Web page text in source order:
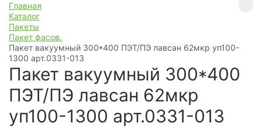
Главная
Каталог
Пакеты
Пакет фасов.
Пакет вакуумный 300*400 ПЭТ/ПЭ лавсан 62мкр уп100-
1300 арт.0331-013
Пакет вакуумный 300*400
ПЭТ/ПЭ лавсан 62мкр
уп100-1300 арт.0331-013